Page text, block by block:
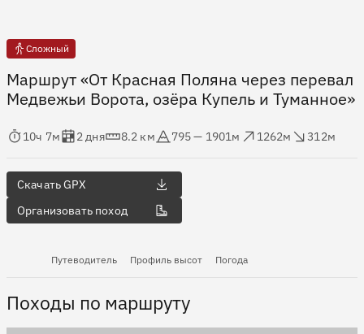
Сложный
Маршрут «От Красная Поляна через перевал
Медвежьи Ворота, озёра Купель и Туманное»
в пути
10ч 7м
Оценка в днях
2 дня
Дистанция
8.2 км
Абсолютная высота
795 — 1901м
Набор высоты
1262м
Сброс высоты
312м
Скачать GPX
Организовать поход
Путеводитель Профиль высот Погода
Походы по маршруту